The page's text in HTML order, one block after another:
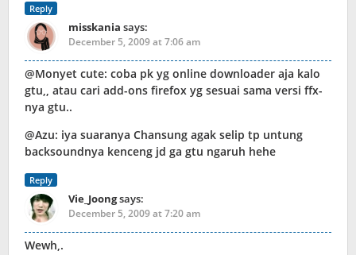
Reply
misskania says:
December 5, 2009 at 7:06 am
@Monyet cute: coba pk yg online downloader aja kalo
gtu,, atau cari add-ons firefox yg sesuai sama versi ffx-
nya gtu..
@Azu: iya suaranya Chansung agak selip tp untung
backsoundnya kenceng jd ga gtu ngaruh hehe
Reply
Vie_Joongsays:
December 5, 2009 at 7:20 am
Wewh,.